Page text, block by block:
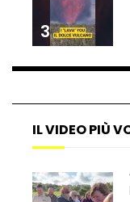
3
IL VIDEO PIÙ